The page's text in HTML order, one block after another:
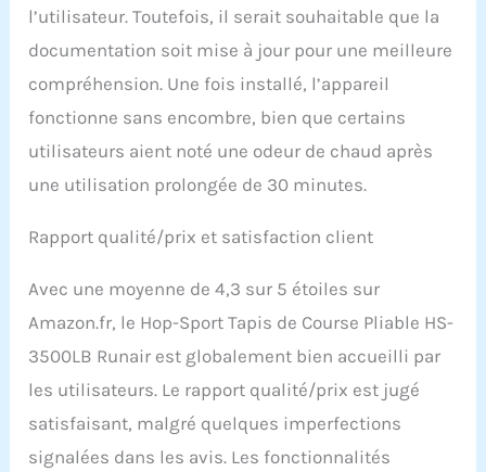
impossible et la
marchandise ne peut
malheureusement pas
être livrée. L'article est
expédié par transporteur.
La livraison s'effectue
gratuitement au bord du
trottoir.
l’utilisateur. Toutefois, il serait souhaitable que la
documentation soit mise à jour pour une meilleure
compréhension. Une fois installé, l’appareil
fonctionne sans encombre, bien que certains
utilisateurs aient noté une odeur de chaud après
une utilisation prolongée de 30 minutes.
Rapport qualité/prix et satisfaction client
Avec une moyenne de 4,3 sur 5 étoiles sur
Amazon.fr, le Hop-Sport Tapis de Course Pliable HS-
3500LB Runair est globalement bien accueilli par
les utilisateurs. Le rapport qualité/prix est jugé
satisfaisant, malgré quelques imperfections
signalées dans les avis. Les fonctionnalités